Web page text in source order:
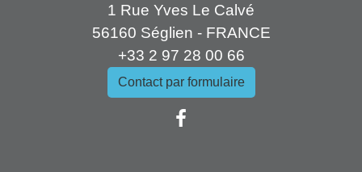
1 Rue Yves Le Calvé
56160 Séglien - FRANCE
+33 2 97 28 00 66
Contact par formulaire